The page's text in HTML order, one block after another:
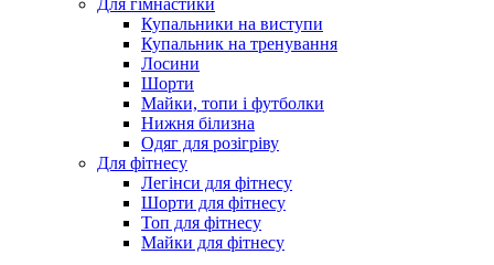
Купальники на виступи
Купальник на тренування
Лосини
Шорти
Майки, топи і футболки
Нижня білизна
Одяг для розігріву
Для фітнесу
Легінси для фітнесу
Шорти для фітнесу
Топ для фітнесу
Майки для фітнесу